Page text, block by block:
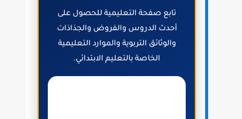
تابع صفحة التعليمية للحصول على
أحدث الدروس والفروض والجذاذات
والوثائق التربوية والموارد التعليمية
الخاصة بالتعليم الابتدائي.